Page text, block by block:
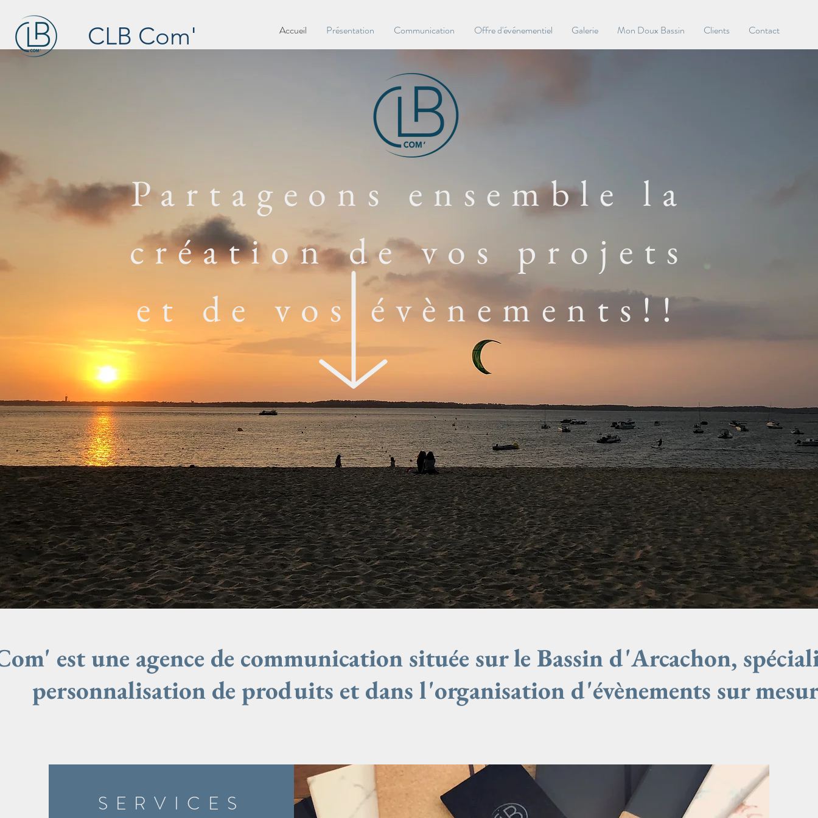
CLB Com' Accueil Présentation Communication Offre d'événementiel Galerie Mon Doux Bassin Clients Contact
Partageons ensemble la
création de vos projets
et de vos évènements!!
est une agence de communication située sur le Bassin d'Arcachon,
personnalisation de produits et dans l'organisation d'évènements sur
SERVICES